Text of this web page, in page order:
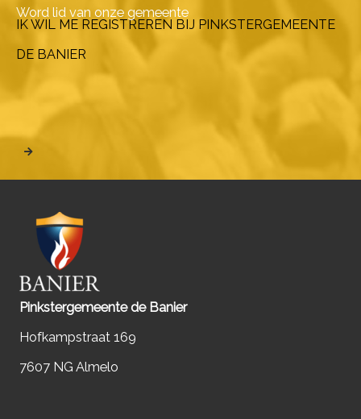
Word lid van onze gemeente
IK WIL ME REGISTREREN BIJ PINKSTERGEMEENTE
DE BANIER
Pinkstergemeente de Banier
Hofkampstraat 169
7607 NG Almelo